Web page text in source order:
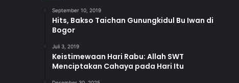
September 10, 2019
Hits, Bakso Taichan Gunungkidul Bu Iwan di
Bogor
Juli 3, 2019
Keistimewaan Hari Rabu: Allah SWT
Menciptakan Cahaya pada Hari Itu